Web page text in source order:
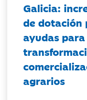
Galicia:
de dotación
ayudas
agrarios